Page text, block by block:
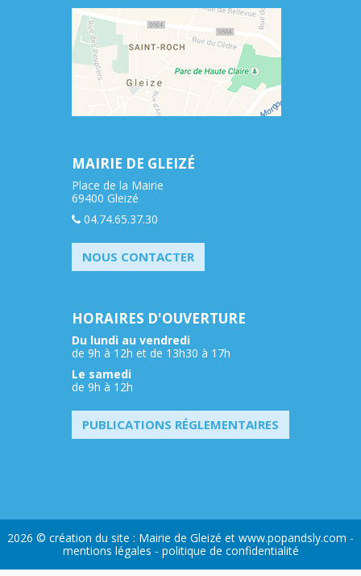
MAIRIE DE GLEIZÉ
Place de la Mairie
69400 Gleizé
04.74.65.37.30
NOUS CONTACTER
HORAIRES D'OUVERTURE
Du lundi au vendredi
de 9h à 12h et de 13h30 à 17h
Le samedi
de 9h à 12h
PUBLICATIONS RÉGLEMENTAIRES
2026 © création du site : Mairie de Gleizé et www.popandsly.com -
mentions légales - politique de confidentialité